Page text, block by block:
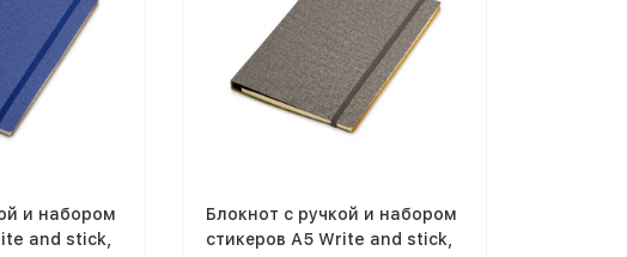
и набором
and stick,
Блокнот с ручкой и набором
стикеров А5 Write and stick,